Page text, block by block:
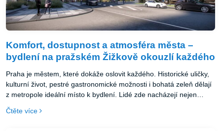
Komfort, dostupnost a atmosféra města –
bydlení na pražském Žižkově okouzlí každého
Praha je městem, které dokáže oslovit každého. Historické uličky,
kulturní život, pestré gastronomické možnosti i bohatá zeleň dělají
z metropole ideální místo k bydlení. Lidé zde nacházejí nejen
a komunitní zázemí. Koupě vlastního bytu je proto praktickou
Čtěte více